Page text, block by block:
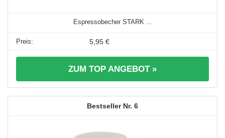
Espressobecher STARK ...
5,95 €
ZUM TOP ANGEBOT »
6